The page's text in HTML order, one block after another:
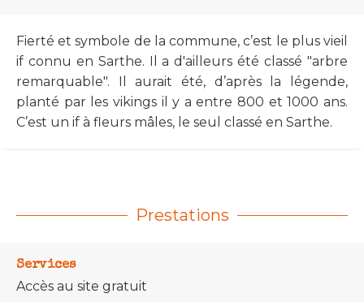
Fierté et symbole de la commune, c’est le plus vieil
if connu en Sarthe. Il a d'ailleurs été classé "arbre
remarquable". Il aurait été, d’après la légende,
planté par les vikings il y a entre 800 et 1000 ans.
C’est un if à fleurs mâles, le seul classé en Sarthe.
Prestations
Services
Accès au site gratuit